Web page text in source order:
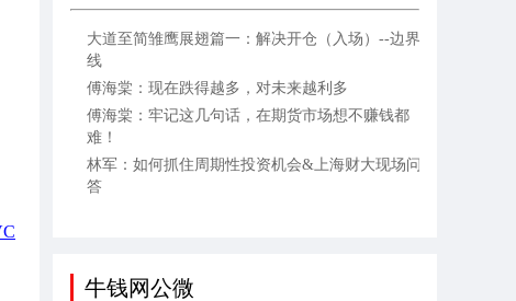
大道至简雏鹰展翅篇一：解决开仓（入场）--边界
线
傅海棠：现在跌得越多，对未来越利多
傅海棠：牢记这几句话，在期货市场想不赚钱都
难！
林军：如何抓住周期性投资机会&上海财大现场问
答
牛钱网公微